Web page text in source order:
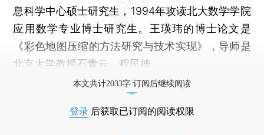
息科学中心硕士研究生，1994年攻读北大数学学院
应用数学专业博士研究生。王瑛玮的博士论文是
《彩色地图压缩的方法研究与技术实现》，导师是
北京大学教授石青云、程民德。
本文共计2033字 订阅后继续阅读
登录 后获取已订阅的阅读权限